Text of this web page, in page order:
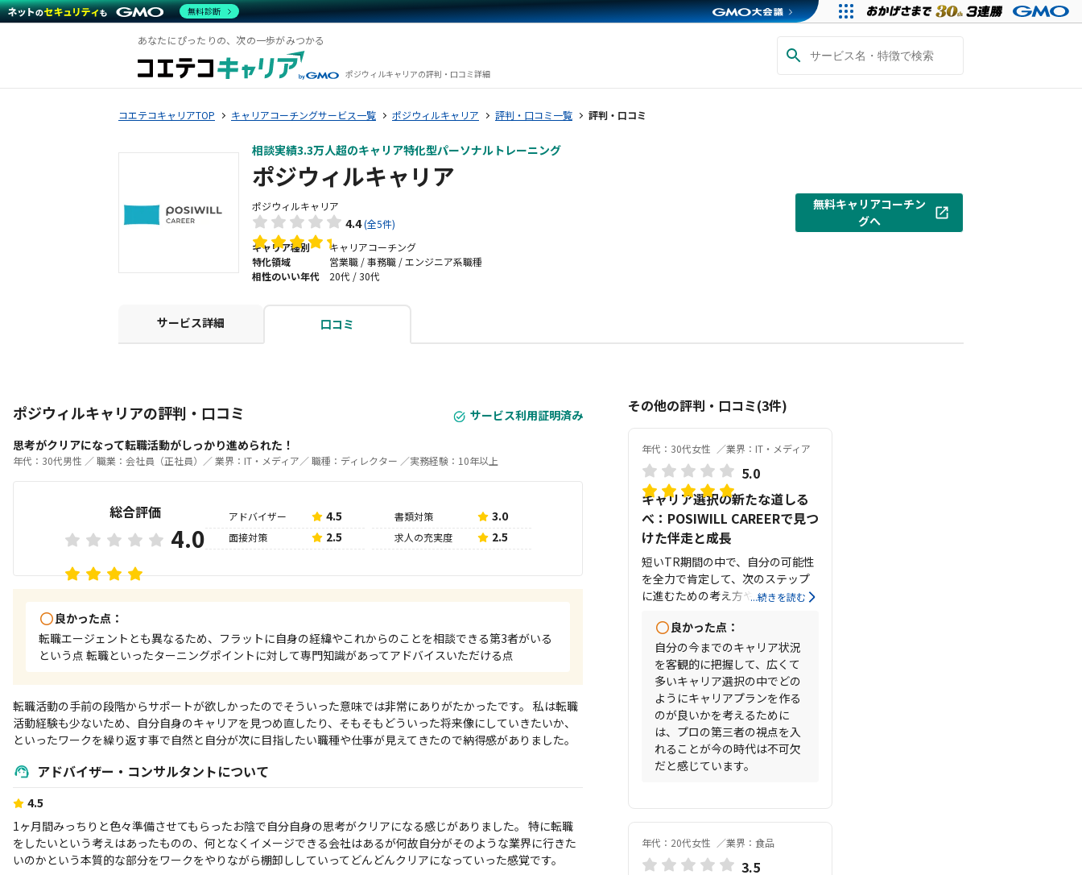
あなたにぴったりの、次の一歩がみつかる
ポジウィルキャリアの評判・口コミ詳細
コエテコキャリアTOP キャリアコーチングサービス一覧 ポジウィルキャリア 評判・口コミ一覧 評判・口コミ
相談実績3.3万人超のキャリア特化型パーソナルトレーニング
ポジウィルキャリア
ポジウィルキャリア
4.4(全5件)
キャリア種別
キャリアコーチング
特化領域
営業職 / 事務職 / エンジニア系職種
相性のいい年代
20代 / 30代
無料キャリアコーチン
グへ
サービス詳細 口コミ
ポジウィルキャリアの評判・口コミ
サービス利用証明済み
思考がクリアになって転職活動がしっかり進められた！
年代：30代男性 ／職業：会社員（正社員）／業界：IT・メディア／職種：ディレクター ／実務経験：10年以上
総合評価
4.0
アドバイザー 4.5 書類対策 3.0
面接対策 2.5 求人の充実度 2.5
良かった点：
転職エージェントとも異なるため、フラットに自身の経緯やこれからのことを相談できる第3者がいる
という点 転職といったターニングポイントに対して専門知識があってアドバイスいただける点
転職活動の手前の段階からサポートが欲しかったのでそういった意味では非常にありがたかったです。 私は転職
活動経験も少ないため、自分自身のキャリアを見つめ直したり、そもそもどういった将来像にしていきたいか、
といったワークを繰り返す事で自然と自分が次に目指したい職種や仕事が見えてきたので納得感がありました。
アドバイザー・コンサルタントについて
4.5
1ヶ月間みっちりと色々準備させてもらったお陰で自分自身の思考がクリアになる感じがありました。 特に転職
をしたいという考えはあったものの、何となくイメージできる会社はあるが何故自分がそのような業界に行きた
いのかという本質的な部分をワークをやりながら棚卸ししていってどんどんクリアになっていった感覚です。
その他の評判・口コミ(3件)
年代：30代女性 業界：IT・メディア
5.0
キャリア選択の新たな道しる
べ：POSIWILL CAREERで見つ
けた伴走と成長
短いTR期間の中で、自分の可能性
を全力で肯定して、次のステップ
に進むための考え方や分析方法な
にないサービスだったと感じてい
ます。個人で支払う金額としては
過去一番高い投資でしたが、いま
だに自分のやったワークシートを
見返しながら、今後に活かせるス
キルとして身につけられたことを
実感しています。
...続きを読む
良かった点：
自分の今までのキャリア状況
を客観的に把握して、広くて
多いキャリア選択の中でどの
ようにキャリアプランを作る
のが良いかを考えるために
は、プロの第三者の視点を入
れることが今の時代は不可欠
だと感じています。
年代：20代女性 業界：食品
3.5
無料診断